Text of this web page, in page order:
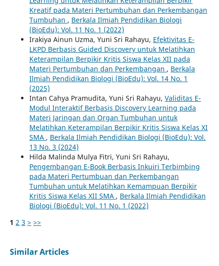
Kreatif pada Materi Pertumbuhan dan Perkembangan
Tumbuhan , Berkala Ilmiah Pendidikan Biologi
(BioEdu): Vol. 11 No. 1 (2022)
Irakiya Ainun Uzma, Yuni Sri Rahayu, Efektivitas E-
LKPD Berbasis Guided Discovery untuk Melatihkan
Keterampilan Berpikir Kritis Siswa Kelas XII pada
Materi Pertumbuhan dan Perkembangan , Berkala
Ilmiah Pendidikan Biologi (BioEdu): Vol. 14 No. 1
(2025)
Intan Cahya Pramudita, Yuni Sri Rahayu, Validitas E-
Modul Interaktif Berbasis Discovery Learning pada
Materi Jaringan dan Organ Tumbuhan untuk
Melatihkan Keterampilan Berpikir Kritis Siswa Kelas XI
SMA , Berkala Ilmiah Pendidikan Biologi (BioEdu): Vol.
13 No. 3 (2024)
Hilda Malinda Mulya Fitri, Yuni Sri Rahayu,
Pengembangan E-Book Berbasis Inkuiri Terbimbing
pada Materi Pertumbuan dan Perkembangan
Tumbuhan untuk Melatihkan Kemampuan Berpikir
Kritis Siswa Kelas XII SMA , Berkala Ilmiah Pendidikan
Biologi (BioEdu): Vol. 11 No. 1 (2022)
1 2 3 > >>
Similar Articles